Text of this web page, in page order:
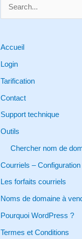
e
r
c
h
:
Accueil
Login
Tarification
Contact
Support technique
Outils
Chercher nom de
Courriels – Configuration
Les forfaits courriels
Noms de domaine à
Pourquoi WordPress ?
Termes et Conditions